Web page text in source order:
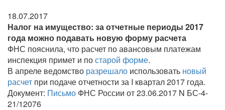
18.07.2017
Налог на имущество: за отчетные периоды 2017
года можно подавать новую форму расчета
ФНС пояснила, что расчет по авансовым платежам
инспекция примет и постарой форме.
В апреле ведомство разрешало использовать новый
расчет при подаче отчетности за I квартал 2017 года.
Документ: Письмо ФНС России от 23.06.2017 N БС-4-
21/12076